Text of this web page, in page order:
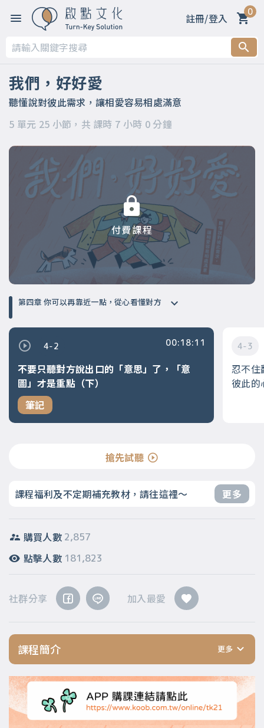
註冊/登入 0
我們，好好愛
聽懂說對彼此需求，讓相愛容易相處滿意
5 單元 25 小節，共 課時 7 小時 0 分鐘
付費課程
第一章 為何恆溫的愛情，那麼難？
第二章 最熟悉的陌生人？你真的認識他？認識自己嗎？
第三章 時間讓我們漸行漸遠，學會聆聽，就能日漸親近
第四章 你可以再靠近一點，從心看懂對方
第五章 懂對方，不代表要失去自己，讓你也被照顧
第四章 你可以再靠近一點，從心看懂對方
4-2
不要只聽對方說出口的「意思」了，「意
圖」才是重點（下）
筆記
00:18:11 4-3
忍不住
彼此的
搶先試聽
課程福利及不定期補充教材，請往這裡～ 更多
購買人數 2,857
點擊人數 181,823
社群分享 加入最愛
課程簡介